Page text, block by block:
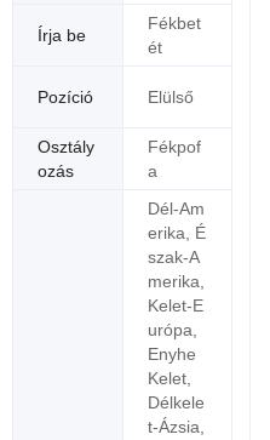
Írja be
Fékbet
ét
Pozíció Elülső
Osztály
ozás
Fékpof
a
Dél-Am
erika, É
szak-A
merika,
Kelet-E
urópa,
Enyhe
Kelet,
Délkele
t-Ázsia,